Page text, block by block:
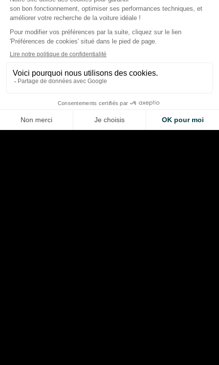
LA VOITURE DE VOS RÊVES
F1 2026 : les courses qui ont
qui ont frustré
Thibaud Carrai
Classement mi-
Prix